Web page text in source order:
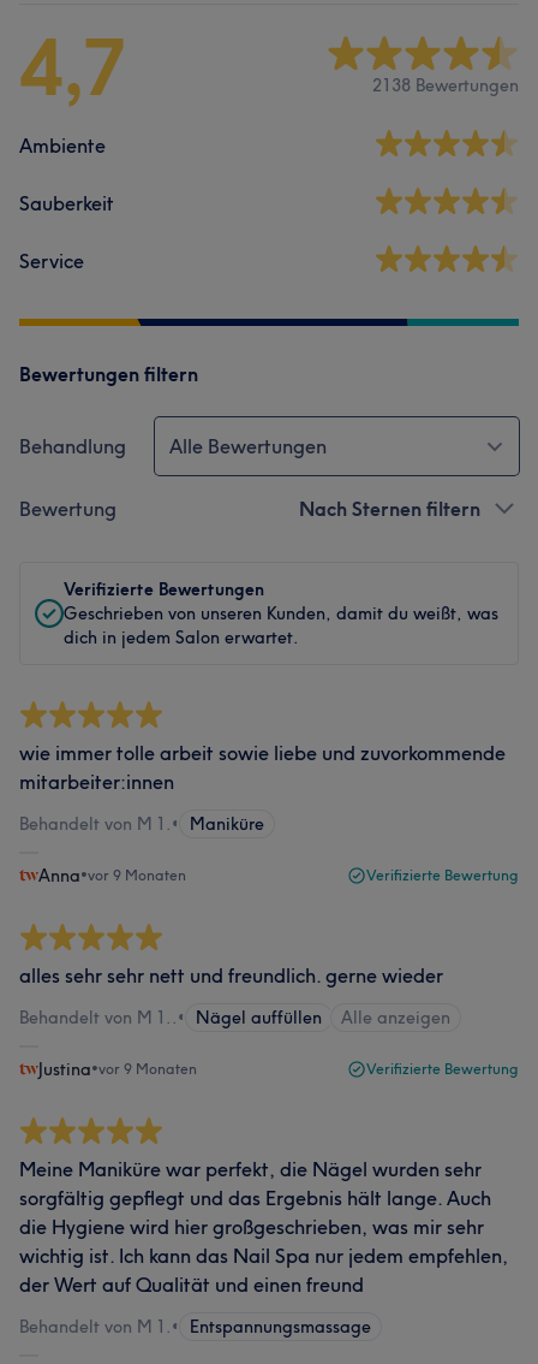
4,7 2138 Bewertungen
Ambiente
Sauberkeit
Service
Bewertungen filtern
Behandlung Alle Bewertungen
Bewertung Nach Sternen filtern
Verifizierte Bewertungen
Geschrieben von unseren Kunden, damit du weißt, was
dich in jedem Salon erwartet.
wie immer tolle arbeit sowie liebe und zuvorkommende
mitarbeiter:innen
Behandelt von M 1.• Maniküre
Anna•vor 9 Monaten Verifizierte Bewertung
alles sehr sehr nett und freundlich. gerne wieder
Behandelt von M 1..• Nägel auffüllen Alle anzeigen
Justina•vor 9 Monaten Verifizierte Bewertung
Meine Maniküre war perfekt, die Nägel wurden sehr
sorgfältig gepflegt und das Ergebnis hält lange. Auch
die Hygiene wird hier großgeschrieben, was mir sehr
wichtig ist. Ich kann das Nail Spa nur jedem empfehlen,
der Wert auf Qualität und einen freund
Behandelt von M 1.• Entspannungsmassage